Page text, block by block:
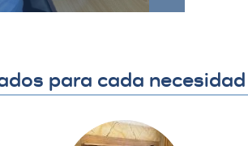
para cada necesidad